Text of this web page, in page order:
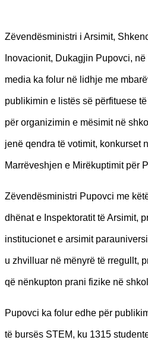
Zëvendësministri i Arsimit,
Inovacionit, Dukagjin Pupovci,
media ka folur në lidhje me
publikimin e listës së përfituese
për organizimin e mësimit në
jenë qendra të votimit, konkurset
Marrëveshjen e Mirëkuptimit për
Zëvendësministri Pupovci me
dhënat e Inspektoratit të Arsimit,
institucionet e arsimit
u zhvilluar në mënyrë të rregullt,
që nënkupton prani fizike në
Pupovci ka folur edhe për
të bursës STEM, ku 1315